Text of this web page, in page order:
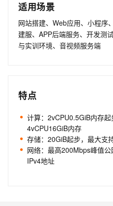
适用场景
网站搭建、Web应用、小程序
建服、APP后端服务、开发测
与实训环境、音视频服务端
特点
计算：2vCPU0.5GiB内存
4vCPU16GiB内存
存储：20GiB起步，最大支
网络：最高200Mbps峰值
IPv4地址